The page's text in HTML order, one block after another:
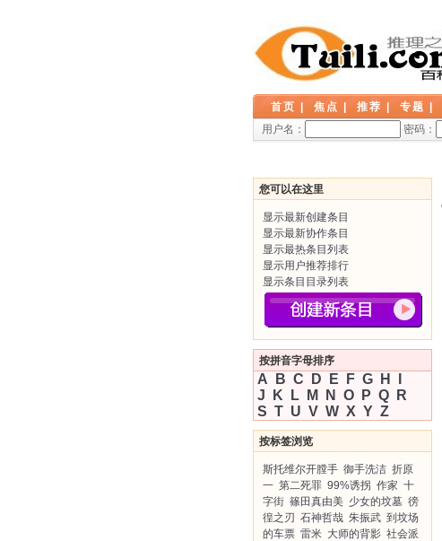
首页 焦点 推荐 专题
用户名：
密码：
您可以在这里
显示最新创建条目
显示最新协作条目
显示最热条目列表
显示用户推荐排行
显示条目目录列表
按拼音字母排序
A B C D E F G H
J
K L M N O P Q
R
S T U V W X Y Z
按标签浏览
斯托维尔开膛手 御手洗洁 折原
一 第二死罪 99%诱拐 作家 十
字街 篠田真由美 少女的坟墓 徬
徨之刃 石神哲哉 朱振武 到坟场
的车票 雷米 大师的背影 社会派